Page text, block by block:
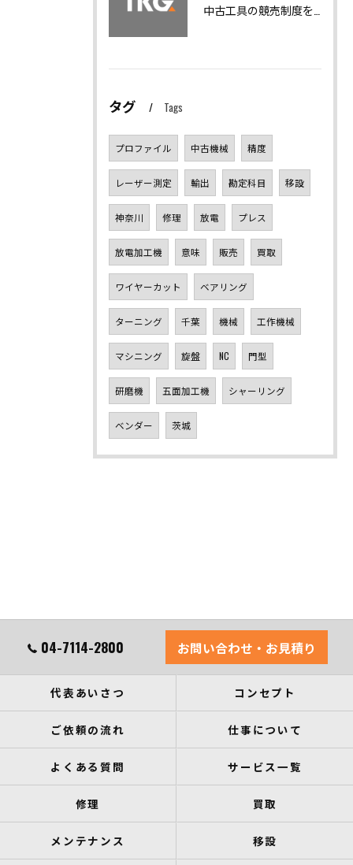
タグ Tags
プロファイル 中古機械 精度
レーザー測定 輸出 勘定科目 移設
神奈川 修理 放電 プレス
放電加工機 意味 販売 買取
ワイヤーカット ベアリング
ターニング 千葉 機械 工作機械
マシニング 旋盤 NC 門型
研磨機 五面加工機 シャーリング
ベンダー 茨城
04-7114-2800 お問い合わせ・お見積り
代表あいさつ コンセプト
ご依頼の流れ 仕事について
よくある質問 サービス一覧
修理 買取
メンテナンス 移設